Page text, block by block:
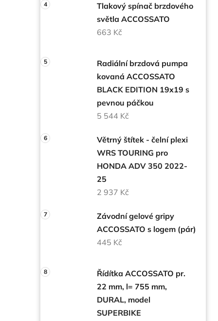
Tlakový spínač brzdového
světla ACCOSSATO
663 Kč
Radiální brzdová pumpa
kovaná ACCOSSATO
BLACK EDITION 19x19 s
pevnou páčkou
5 544 Kč
Větrný štítek - čelní plexi
WRS TOURING pro
HONDA ADV 350 2022-
25
2 937 Kč
Závodní gelové gripy
ACCOSSATO s logem (pár)
445 Kč
Řídítka ACCOSSATO pr.
22 mm, l= 755 mm,
DURAL, model
SUPERBIKE